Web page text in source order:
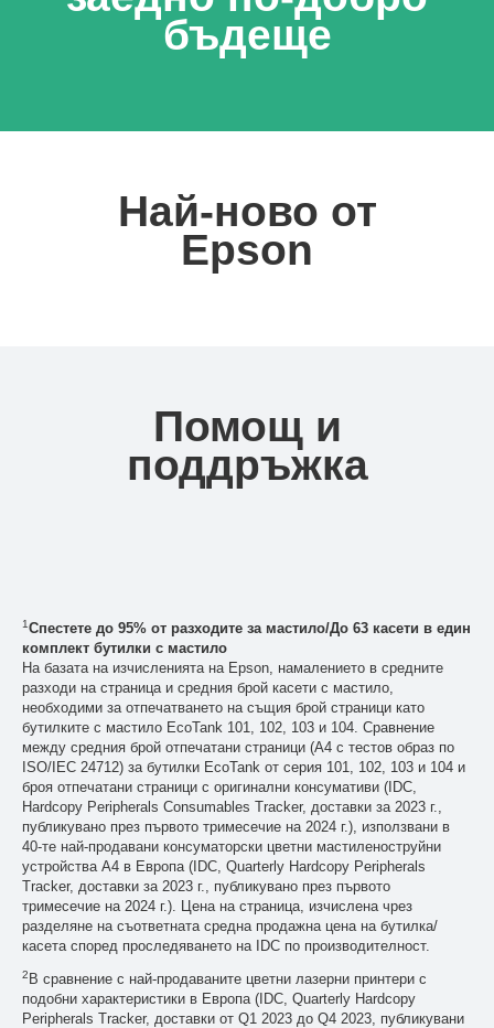
бъдеще
Най-ново от
Epson
Помощ и
поддръжка
1Спестете до 95% от разходите за мастило/До 63 касети в един
комплект бутилки с мастило
На базата на изчисленията на Epson, намалението в средните
разходи на страница и средния брой касети с мастило,
необходими за отпечатването на същия брой страници като
бутилките с мастило EcoTank 101, 102, 103 и 104. Сравнение
между средния брой отпечатани страници (A4 с тестов образ по
ISO/IEC 24712) за бутилки EcoTank от серия 101, 102, 103 и 104 и
броя отпечатани страници с оригинални консумативи (IDC,
Hardcopy Peripherals Consumables Tracker, доставки за 2023 г.,
публикувано през първото тримесечие на 2024 г.), използвани в
40-те най-продавани консуматорски цветни мастиленоструйни
устройства А4 в Европа (IDC, Quarterly Hardcopy Peripherals
Tracker, доставки за 2023 г., публикувано през първото
тримесечие на 2024 г.). Цена на страница, изчислена чрез
разделяне на съответната средна продажна цена на бутилка/
касета според проследяването на IDC по производителност.
2 В сравнение с най-продаваните цветни лазерни принтери с
подобни характеристики в Европа (IDC, Quarterly Hardcopy
Peripherals Tracker, доставки от Q1 2023 до Q4 2023, публикувани